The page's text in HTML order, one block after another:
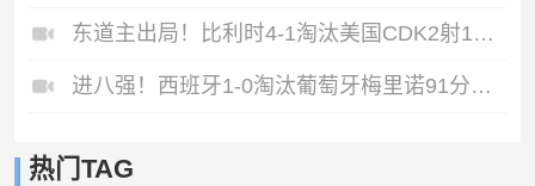
东道主出局！比利时4-1淘汰美国CDK2射1传巴洛贡补时被换下
进八强！西班牙1-0淘汰葡萄牙梅里诺91分钟绝杀41岁C罗最后一舞
热门TAG